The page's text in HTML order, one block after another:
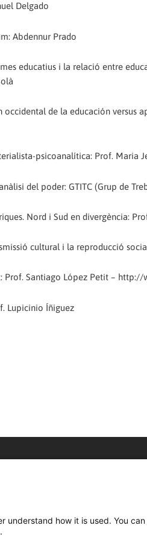
Delgado
Abdennur Prado
educatius i la relació entre
de la educación versus
psicoanalítica: Prof. Maria
del poder: GTITC (Grup de
Nord i Sud en divergència:
cultural i la reproducció
Prof. Santiago López Petit – http://
Lupicinio Íñiguez
how it is used. You